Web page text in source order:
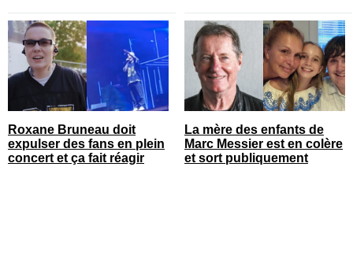
Roxane Bruneau doit
expulser des fans en plein
concert et ça fait réagir
La mère des enfants de
Marc Messier est en colère
et sort publiquement